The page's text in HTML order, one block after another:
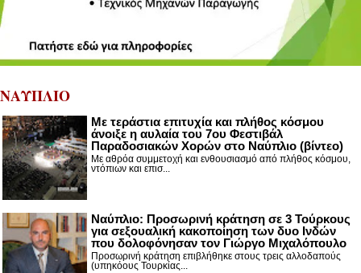
ΝΑΥΠΛΙΟ
Με τεράστια επιτυχία και πλήθος κόσμου
άνοιξε η αυλαία του 7ου Φεστιβάλ
Παραδοσιακών Χορών στο Ναύπλιο (βίντεο)
Με αθρόα συμμετοχή και ενθουσιασμό από πλήθος κόσμου,
ντόπιων και επισ...
Ναύπλιο: Προσωρινή κράτηση σε 3 Τούρκους
για σεξουαλική κακοποίηση των δυο Ινδών
που δολοφόνησαν τον Γιώργο Μιχαλόπουλο
Προσωρινή κράτηση επιβλήθηκε στους τρεις αλλοδαπούς
(υπηκόους Τουρκίας...